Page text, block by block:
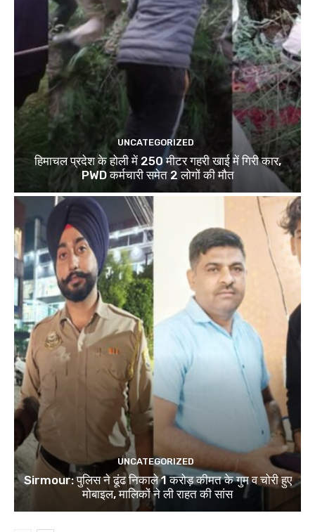
UNCATEGORIZED
हिमाचल प्रदेश के होली में 250 मीटर गहरी खाई में गिरी कार,
PWD कर्मचारी समेत 2 लोगों की मौत
UNCATEGORIZED
Sirmour: पुलिस ने ढूंढ निकाले 1 करोड़ कीमत के गुम व चोरी हुए
मोबाइल, मालिकों ने ली राहत की सांस